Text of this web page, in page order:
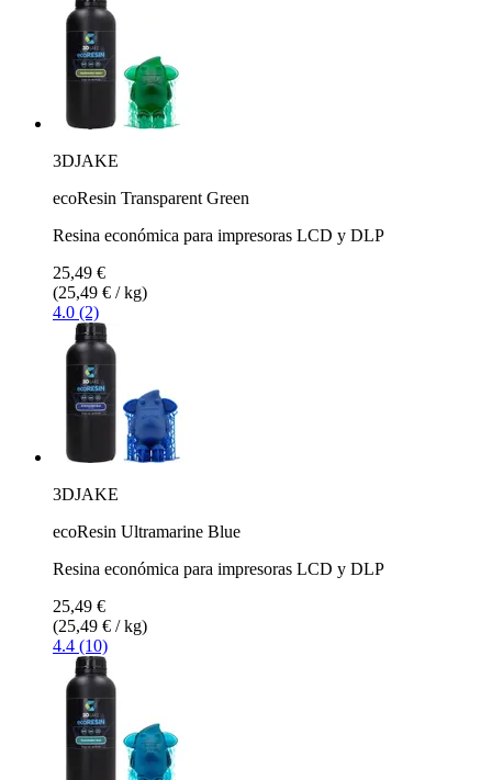
3DJAKE
ecoResin Transparent Green
Resina económica para impresoras LCD y DLP
25,49 €
(25,49 € / kg)
4.0 (2)
3DJAKE
ecoResin Ultramarine Blue
Resina económica para impresoras LCD y DLP
25,49 €
(25,49 € / kg)
4.4 (10)